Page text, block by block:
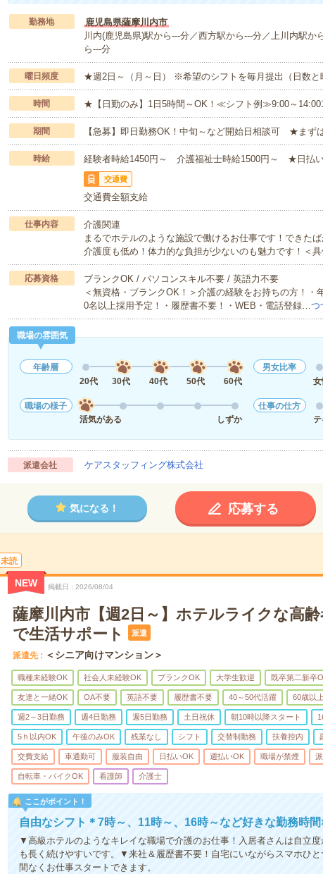
勤務地
鹿児島県薩摩川内市
川内(鹿児島県)駅から---分／西方駅から---分／上川内駅か
ら---分
曜日頻度 ★週2日～（月～日） ※希望のシフトを毎月提出（日数と
時間 ★【日勤のみ】1日5時間～OK！≪シフト例≫9:00～
期間 【急募】即日勤務OK！中旬～など開始日相談可 ★まず
時給 経験者時給1450円～ 介護福祉士時給1500円～ ★日払
交通費
交通費全額支給
仕事内容
介護関連
まるでホテルのような施設で働けるお仕事です！できた
介護度も低め！体力的な負担が少ないのも魅力です！＜
応募資格
ブランクOK / パソコンスキル不要 / 英語力不要
＜無資格・ブランクOK！＞介護の経験をお持ちの方！・
0名以上採用予定！・履歴書不要！・WEB・電話登録…つ
職場の雰囲気
年齢層
20代
30代 40代 50代 60代
男女比率
女
職場の様子
活気がある
しずか
仕事の仕方
テ
派遣会社 ケアスタッフィング株式会社
気になる！ 応募する
未読
NEW 掲載日 2026/08/04
薩摩川内市【週2日～】ホテルライクな高
で生活サポート
派遣
派遣先 ＜シニア向けマンション＞
職種未経験OK 社会人未経験OK ブランクOK 大学生歓迎 既卒第二新卒
友達と一緒OK OA不要 英語不要 履歴書不要 40～50代活躍 60歳以
週2～3日勤務 週4日勤務 週5日勤務 土日祝休 朝10時以降スタート
5ｈ以内OK 午後のみOK 残業なし シフト 交替制勤務 扶養控内
交費支給 車通勤可 服装自由 日払いOK 週払いOK 職場が禁煙
自転車・バイクOK 看護師 介護士
ここがポイント！
自由なシフト＊7時～、11時～、16時～など好きな勤務時間
▼高級ホテルのようなキレイな職場で介護のお仕事！入居者さんは自立
も長く続けやすいです。▼来社＆履歴書不要！自宅にいながらスマホひ
間なくお仕事スタートできます。